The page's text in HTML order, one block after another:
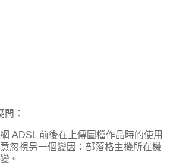
：
ADSL 前後在上傳圖檔作品時的使用
忽視另一個變因：部落格主機所在機
。